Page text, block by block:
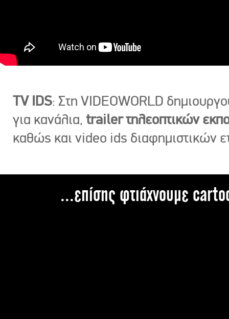
TV IDS: Στη VIDEOWORLD
για κανάλια, trailer τηλεοπτικών
καθώς και video ids διαφημιστικών
...επίσης φτιάχνουμε